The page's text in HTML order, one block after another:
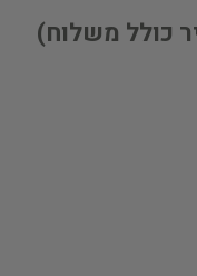
כולל משלוח)